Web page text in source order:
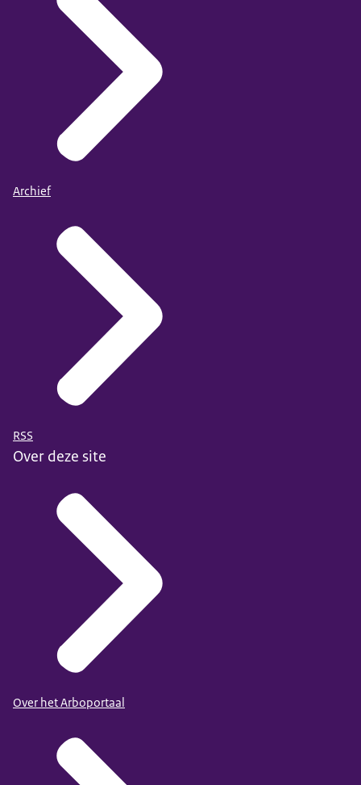
Archief
RSS
Over deze site
Over het Arboportaal